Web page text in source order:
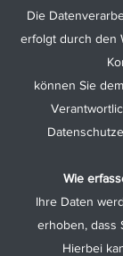
Die
erfolgt durch den
können Sie
Wie
Ihre Daten
erhoben, dass
Hierbei